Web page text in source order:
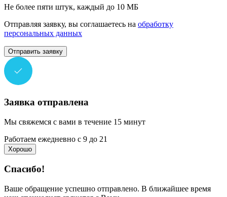
Не более пяти штук, каждый до 10 МБ
Отправляя заявку, вы соглашаетесь на обработку
персональных данных
Отправить заявку
Заявка отправлена
Мы свяжемся с вами в течение 15 минут
Работаем ежедневно с 9 до 21
Хорошо
Спасибо!
Ваше обращение успешно отправлено. В ближайшее время